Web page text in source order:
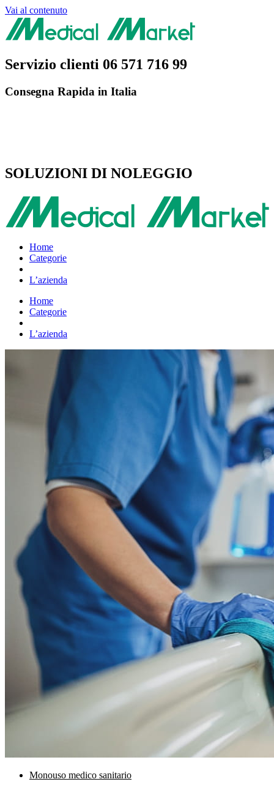
Vai al contenuto
Servizio clienti 06 571 716 99
Consegna Rapida in Italia
SOLUZIONI DI NOLEGGIO
Home
Categorie
L’azienda
Home
Categorie
L’azienda
Monouso medico sanitario